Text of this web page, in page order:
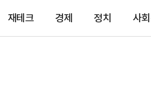
재테크 경제 정치 사